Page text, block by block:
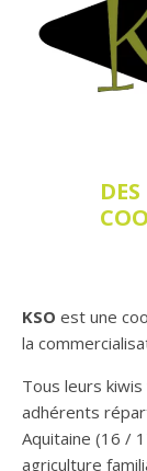
DES KIWIS DU SUD-OUEST :
KSO est une
la
Tous leurs
adhérents
Aquitaine (16 /
agriculture